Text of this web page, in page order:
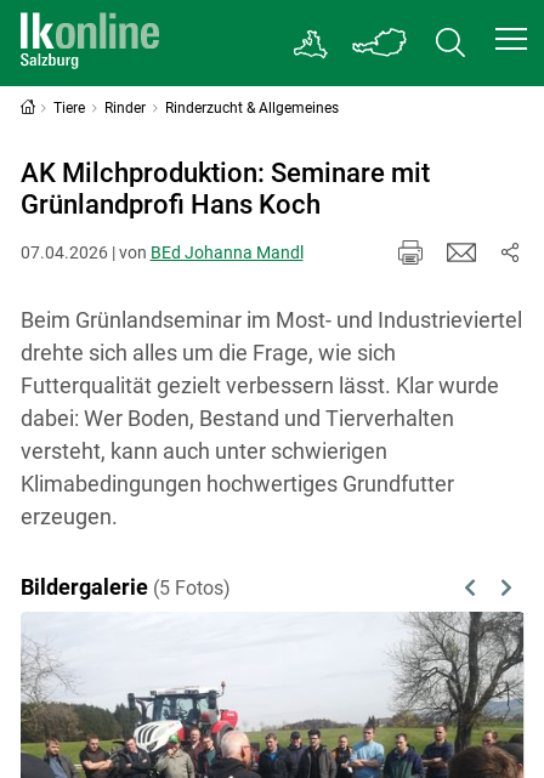
Tiere Rinder Rinderzucht & Allgemeines
AK Milchproduktion: Seminare mit
Grünlandprofi Hans Koch
07.04.2026 | von BEd Johanna Mandl
Beim Grünlandseminar im Most- und Industrieviertel
drehte sich alles um die Frage, wie sich
Futterqualität gezielt verbessern lässt. Klar wurde
dabei: Wer Boden, Bestand und Tierverhalten
versteht, kann auch unter schwierigen
Klimabedingungen hochwertiges Grundfutter
erzeugen.
Bildergalerie (5 Fotos) Previous
Next